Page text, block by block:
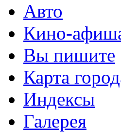
Авто
Кино-
Вы пишите
Карта
Индексы
Галерея